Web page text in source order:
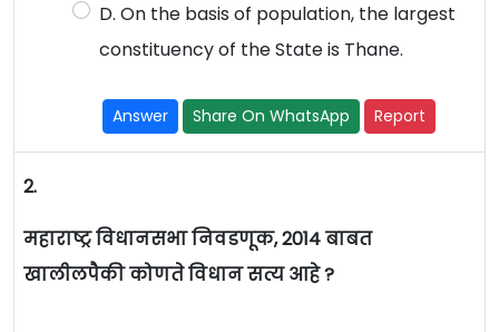
D. On the basis of population, the largest
constituency of the State is Thane.
Answer Share On WhatsApp Report
2.
महाराष्ट्र विधानसभा निवडणूक, 2014 बाबत
खालीलपैकी कोणते विधान सत्य आहे ?